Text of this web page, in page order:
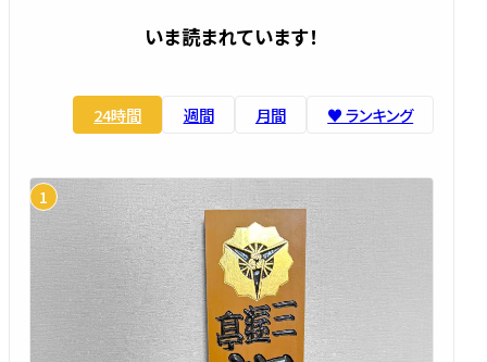
いま読まれています！
24時間 週間 月間 ♥️ ランキング